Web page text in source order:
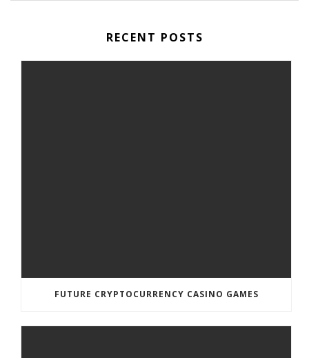
RECENT POSTS
FUTURE CRYPTOCURRENCY CASINO GAMES